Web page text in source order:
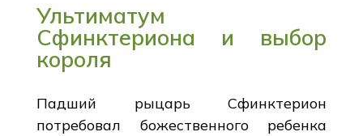
Ультиматум
Сфинктериона и выбор
короля
Падший рыцарь Сфинктерион
потребовал божественного ребенка